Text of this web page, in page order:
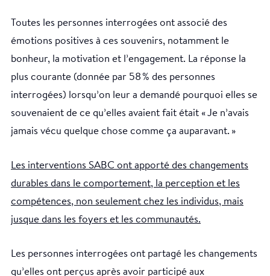
Toutes les personnes interrogées ont associé des
émotions positives à ces souvenirs, notamment le
bonheur, la motivation et l’engagement. La réponse la
plus courante (donnée par 58 % des personnes
interrogées) lorsqu’on leur a demandé pourquoi elles se
souvenaient de ce qu’elles avaient fait était « Je n’avais
jamais vécu quelque chose comme ça auparavant. »
Les interventions SABC ont apporté des changements
durables dans le comportement, la perception et les
compétences, non seulement chez les individus, mais
jusque dans les foyers et les communautés.
Les personnes interrogées ont partagé les changements
qu’elles ont perçus après avoir participé aux